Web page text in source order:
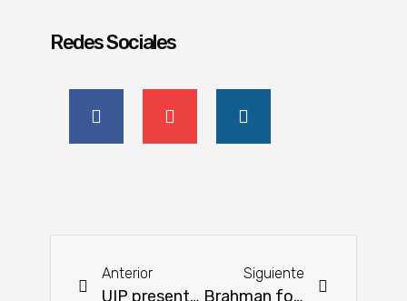
Redes Sociales
Anterior
UIP presentará casos exitosos de sostenibilidad en el sector Industrial
Siguiente
Brahman fomenta la calidad genética con desmamantes sobresalientes